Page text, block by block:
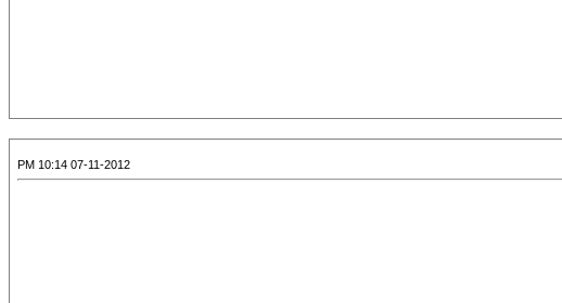
07-11-2012 10:14 PM